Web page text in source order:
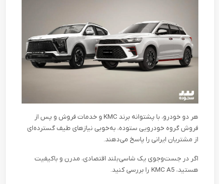
هر دو خودرو، با پشتوانه برند KMC و خدمات فروش و پس از
فروش گروه خودرویی ستوده، به‌خوبی نیازهای طیف گسترده‌ای
از مشتریان ایرانی را پاسخ می‌دهند.
اگر در جست‌وجوی یک شاسی‌بلند اقتصادی، مدرن و باکیفیت
هستید، KMC A5 را بررسی کنید.